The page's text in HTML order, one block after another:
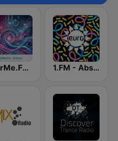
hearMe.FM Trance 1.FM - Absolute Trance